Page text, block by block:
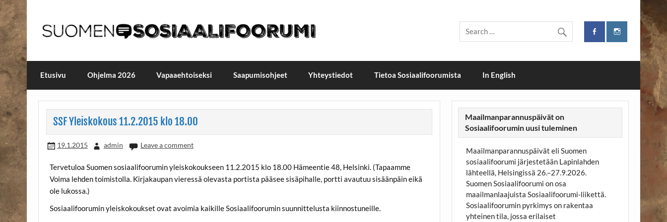
Skip
to
content
Maailmanparannuspäivät / Suomen Sosiaalifoorumi
Maailmanparannuspäivät Lapinlahden Lähteellä, Helsingissä 26.–27.9.2026
Etusivu Ohjelma 2026 Vapaaehtoiseksi Saapumisohjeet Yhteystiedot Tietoa Sosiaalifoorumista In English
SSF Yleiskokous 11.2.2015 klo 18.00
19.1.2015 admin Leave a comment
Tervetuloa Suomen sosiaalifoorumin yleiskokoukseen 11.2.2015 klo 18.00 Hämeentie 48, Helsinki. (Tapaamme
Voima lehden toimistolla. Kirjakaupan vieressä olevasta portista pääsee sisäpihalle, portti avautuu sisäänpäin eikä
ole lukossa.)
Sosiaalifoorumin yleiskokoukset ovat avoimia kaikille Sosiaalifoorumin suunnittelusta kiinnostuneille.
Maailmanparannuspäivät on
Sosiaalifoorumin uusi tuleminen
Maailmanparannuspäivät eli Suomen
sosiaalifoorumi järjestetään Lapinlahden
lähteellä, Helsingissä 26.–27.9.2026.
Suomen Sosiaalifoorumi on osa
maailmanlaajuista Sosiaalifoorumi-liikettä.
Sosiaalifoorumin pyrkimys on rakentaa
yhteinen tila, jossa erilaiset